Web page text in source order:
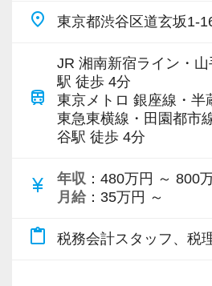
ことができない知識と実務
インターン終了後は新卒採
ます。26卒のインターン生
り】
社会保険等の一般的な福利
当も充実。
税務能力検定等の資格検定
【先輩スタッフのサポート
入社してからのステップア
ています。あなたの成長に
ップしていきましょう。
先輩が担当しているお客様
しながら少しずつレベルア
う。実際の数字に触れなが
頂くことで、より理解と知
お客様から「こうしたい」
いたら、それを一緒になっ
きく力を発揮できる存在で
ます。ご紹介案件が7割を超
いった私たちの姿勢がお客
るからだと自負しています。
今後もお客様に満足してい
を獲得していきます。
います。
専門Webサイトを10サイト
新規顧問契約のお客様が毎
各オフィスに国税OB税理士
で、税務調査にも精通してい
税理士という仕事は不況に
お手伝いできる業務は数多
place 東京都渋谷区道玄坂1-
train
JR 湘南新宿ライン・
駅 徒歩 4分
東京メトロ 銀座線・半
東急東横線・田園都市
谷駅 徒歩 4分
currency_yen 年収 ：480万円 ～ 800
月給 ：35万円 ～
content_paste 税務会計スタッフ、税